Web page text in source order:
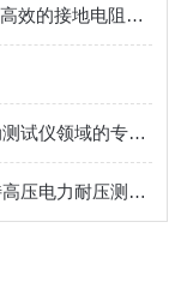
ETCR2000钳形接地电阻测试仪：精准高效的接地电阻检测工具
武汉特高压电力：绝缘油介电强度自动测试仪领域的专业之选
绝缘靴手套耐压测试仪选哪家：武汉特高压电力耐压测试仪的应用逻辑